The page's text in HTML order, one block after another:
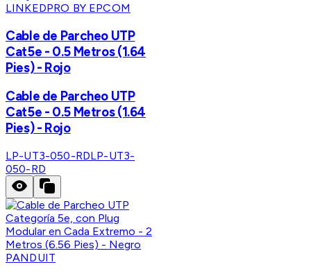
LINKEDPRO BY EPCOM
Cable de Parcheo UTP
Cat5e - 0.5 Metros (1.64
Pies) - Rojo
Cable de Parcheo UTP
Cat5e - 0.5 Metros (1.64
Pies) - Rojo
LP-UT3-050-RDLP-UT3-
050-RD
PANDUIT